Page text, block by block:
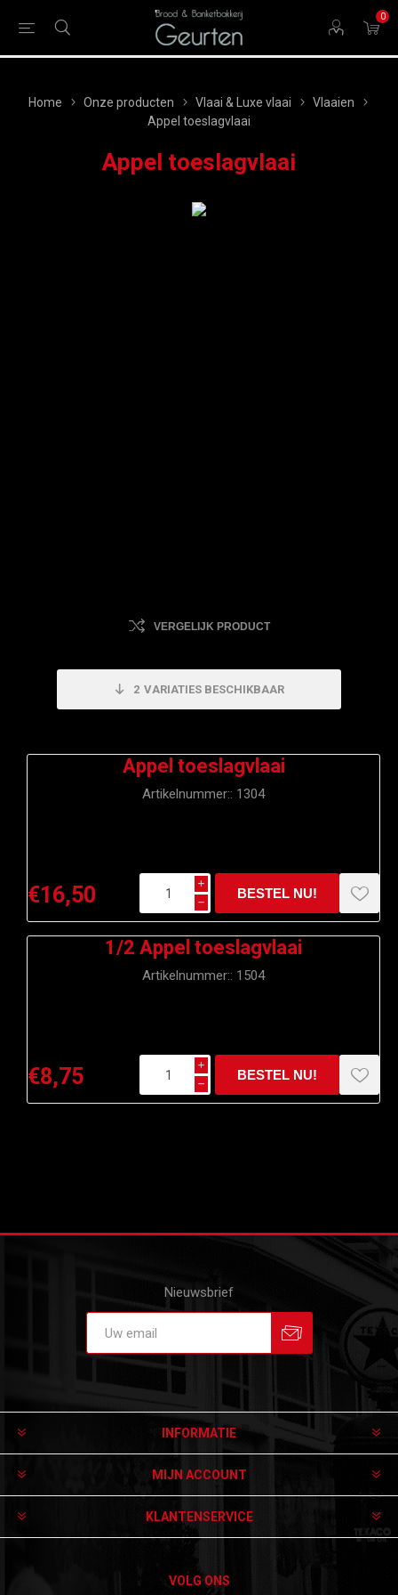
0
Home Onze producten Vlaai & Luxe vlaai
Vlaaien
Appel toeslagvlaai
Appel toeslagvlaai
VERGELIJK PRODUCT
2 VARIATIES BESCHIKBAAR
Appel toeslagvlaai
Artikelnummer:: 1304
€16,50 i
h
1/2 Appel toeslagvlaai
Artikelnummer:: 1504
€8,75 i
h
Nieuwsbrief
INFORMATIE
MIJN ACCOUNT
KLANTENSERVICE
VOLG ONS